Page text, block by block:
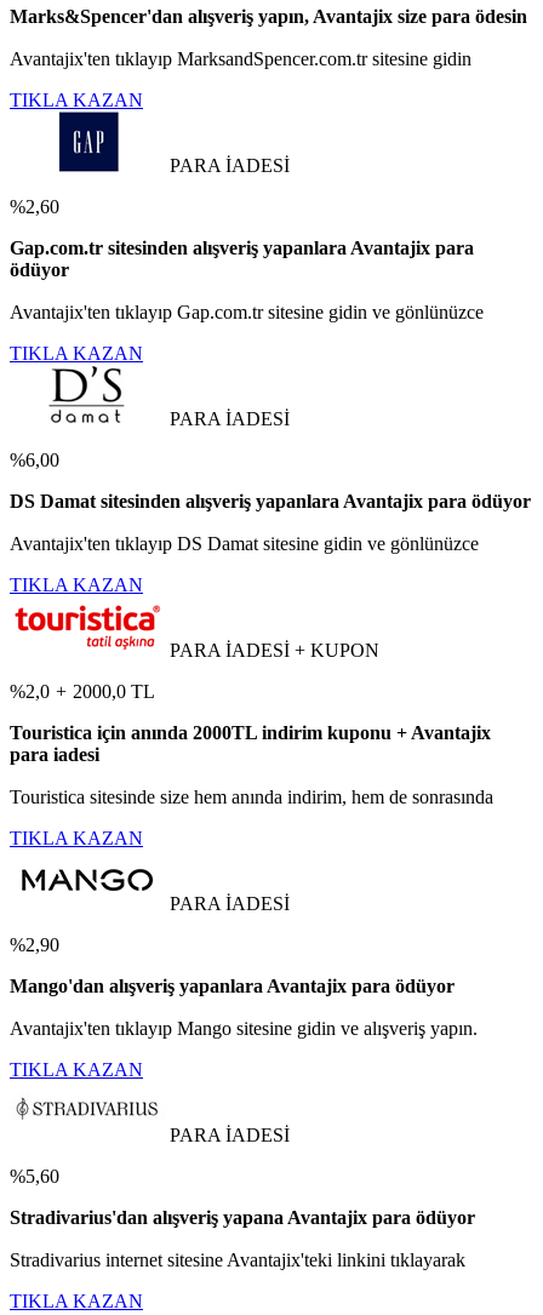
Marks&Spencer'dan alışveriş yapın, Avantajix size para ödesin
Avantajix'ten tıklayıp MarksandSpencer.com.tr sitesine gidin
TIKLA KAZAN
PARA İADESİ
%2,60
Gap.com.tr sitesinden alışveriş yapanlara Avantajix para
ödüyor
Avantajix'ten tıklayıp Gap.com.tr sitesine gidin ve gönlünüzce
TIKLA KAZAN
PARA İADESİ
%6,00
DS Damat sitesinden alışveriş yapanlara Avantajix para ödüyor
Avantajix'ten tıklayıp DS Damat sitesine gidin ve gönlünüzce
TIKLA KAZAN
PARA İADESİ + KUPON
%2,0 + 2000,0 TL
Touristica için anında 2000TL indirim kuponu + Avantajix
para iadesi
Touristica sitesinde size hem anında indirim, hem de sonrasında
TIKLA KAZAN
PARA İADESİ
%2,90
Mango'dan alışveriş yapanlara Avantajix para ödüyor
Avantajix'ten tıklayıp Mango sitesine gidin ve alışveriş yapın.
TIKLA KAZAN
PARA İADESİ
%5,60
Stradivarius'dan alışveriş yapana Avantajix para ödüyor
Stradivarius internet sitesine Avantajix'teki linkini tıklayarak
TIKLA KAZAN